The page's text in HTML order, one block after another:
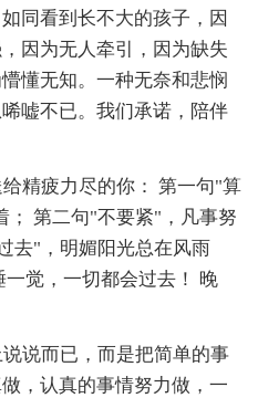
同看到长不大的孩子，因
因为无人牵引，因为缺失
懂无知。一种无奈和悲悯
嘘不已。我们承诺，陪伴
精疲力尽的你： 第一句"算
； 第二句"不要紧"，凡事努
去"，明媚阳光总在风雨
觉，一切都会过去！ 晚
说而已，而是把简单的事
，认真的事情努力做，一